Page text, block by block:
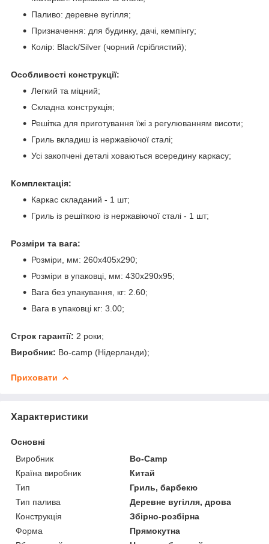
Паливо: деревне вугілля;
Призначення: для будинку, дачі, кемпінгу;
Колір: Black/Silver (чорний /сріблястий);
Особливості конструкції:
Легкий та міцний;
Складна конструкція;
Решітка для приготування їжі з регулюванням висоти;
Гриль вкладиш із нержавіючої сталі;
Усі закопчені деталі ховаються всередину каркасу;
Комплектація:
Каркас складаний - 1 шт;
Гриль із решіткою із нержавіючої сталі - 1 шт;
Розміри та вага:
Розміри, мм: 260х405х290;
Розміри в упаковці, мм: 430x290x95;
Вага без упакування, кг: 2.60;
Вага в упаковці кг: 3.00;
Строк гарантії: 2 роки;
Виробник: Bo-camp (Нідерланди);
Приховати
Характеристики
Основні
Виробник
Bo-Camp
Країна виробник
Китай
Тип
Гриль, барбекю
Тип палива
Деревне вугілля, дрова
Конструкція
Збірно-розбірна
Форма
Прямокутна